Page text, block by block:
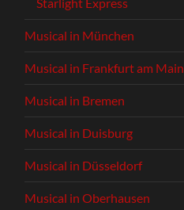
Musical in München
Musical in Frankfurt am Main
Musical in Bremen
Musical in Duisburg
Musical in Düsseldorf
Musical in Oberhausen